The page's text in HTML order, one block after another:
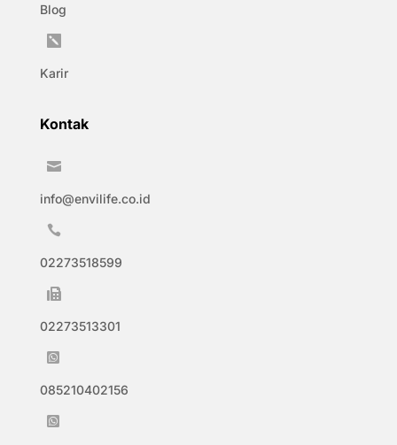
Blog

Karir
Kontak

info@envilife.co.id

02273518599

02273513301

085210402156
